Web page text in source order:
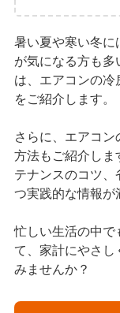
暑い夏や寒い冬に
が気になる方も
は、エアコンの
をご紹介します。
さらに、エアコ
方法もご紹介しま
テナンスのコツ、
つ実践的な情報が
忙しい生活の中で
て、家計にやさし
みませんか？